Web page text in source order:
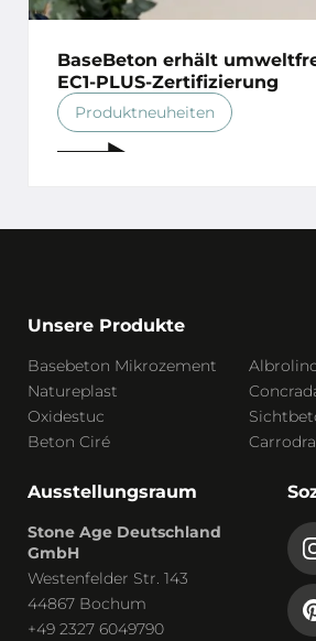
BaseBeton erhält
EC1-PLUS-Zertifizierung
Produktneuheiten
Unsere Produkte
Basebeton Mikrozement
Natureplast
Oxidestuc
Beton Ciré
Ausstellungsraum
Stone Age Deutschland
GmbH
Westenfelder Str. 143
44867 Bochum
+49 2327 6049790